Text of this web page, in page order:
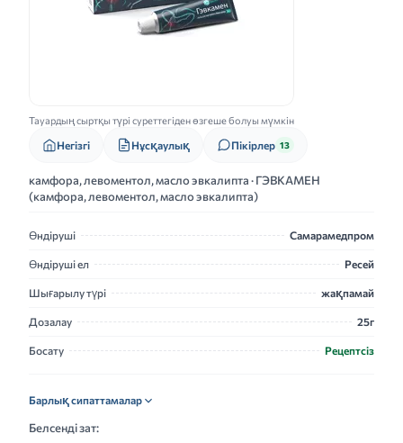
Тауардың сыртқы түрі суреттегіден өзгеше болуы мүмкін
Негізгі Нұсқаулық Пікірлер 13
камфора, левоментол, масло эвкалипта · ГЭВКАМЕН
(камфора, левоментол, масло эвкалипта)
Өндіруші Самарамедпром
Өндіруші ел Ресей
Шығарылу түрі жақпамай
Дозалау 25г
Босату Рецептсіз
Барлық сипаттамалар
Белсенді зат: